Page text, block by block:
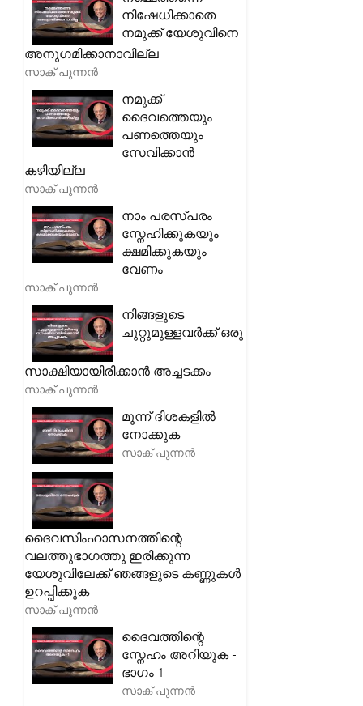
നിഷേധിക്കാതെ
നമുക്ക് യേശുവിനെ
അനുഗമിക്കാനാവില്ല
സാക് പുന്നൻ
നമുക്ക്
ദൈവത്തെയും
പണത്തെയും
സേവിക്കാൻ
കഴിയില്ല
സാക് പുന്നൻ
നാം പരസ്പരം
സ്നേഹിക്കുകയും
ക്ഷമിക്കുകയും
വേണം
സാക് പുന്നൻ
നിങ്ങളുടെ
ചുറ്റുമുള്ളവർക്ക് ഒരു
സാക്ഷിയായിരിക്കാൻ അച്ചടക്കം
സാക് പുന്നൻ
മൂന്ന് ദിശകളിൽ
നോക്കുക
സാക് പുന്നൻ
ദൈവസിംഹാസനത്തിന്റെ
വലത്തുഭാഗത്തു ഇരിക്കുന്ന
യേശുവിലേക്ക് ഞങ്ങളുടെ കണ്ണുകൾ
ഉറപ്പിക്കുക
സാക് പുന്നൻ
ദൈവത്തിന്റെ
സ്നേഹം അറിയുക -
ഭാഗം 1
സാക് പുന്നൻ